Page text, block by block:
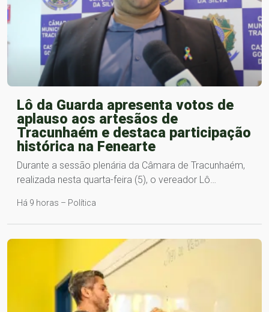
Lô da Guarda apresenta votos de
aplauso aos artesãos de
Tracunhaém e destaca participação
histórica na Fenearte
Durante a sessão plenária da Câmara de Tracunhaém,
realizada nesta quarta-feira (5), o vereador Lô…
Há 9 horas – Política